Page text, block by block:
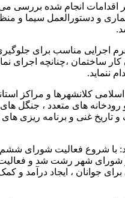
اقدامات انجام شده
اجرایی مناسب برای
،چنانچه اجرای نما
ننماید.
کلانشهرها و مراکز
های متعدد ، جنگل های
تاریخ غنی و برنامه
با شروع فعالیت
شورای شهر رشت شد و
، ایجاد درآمد و کمک